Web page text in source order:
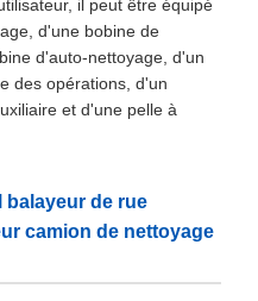
il peut être équipé
d'une bobine de
d'auto-nettoyage, d'un
des opérations, d'un
et d'une pelle à
balayeur de rue
camion de nettoyage